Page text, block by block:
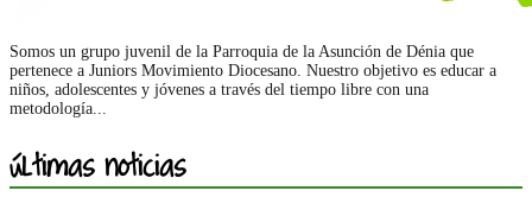
Somos un grupo juvenil de la Parroquia de la Asunción de Dénia que
pertenece a Juniors Movimiento Diocesano. Nuestro objetivo es educar a
niños, adolescentes y jóvenes a través del tiempo libre con una
metodología...
últimas noticias